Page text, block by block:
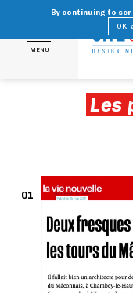
MENU
Les
01
By continuing to
OK,